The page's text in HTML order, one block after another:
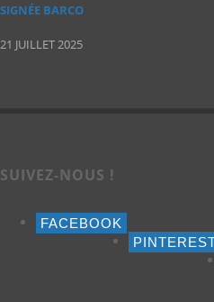
SIGNÉE BARCO
21 JUILLET 2025
SUIVEZ-NOUS !
FACEBOOK